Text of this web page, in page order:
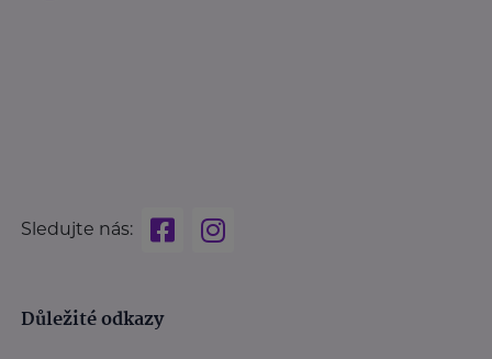
Sledujte nás:
Důležité odkazy